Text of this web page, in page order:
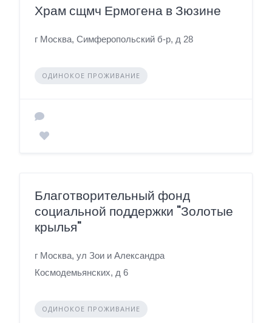
Храм сщмч Ермогена в Зюзине
г Москва, Симферопольский б-р, д 28
ОДИНОКОЕ ПРОЖИВАНИЕ
Благотворительный фонд
социальной поддержки "Золотые
крылья"
г Москва, ул Зои и Александра
Космодемьянских, д 6
ОДИНОКОЕ ПРОЖИВАНИЕ